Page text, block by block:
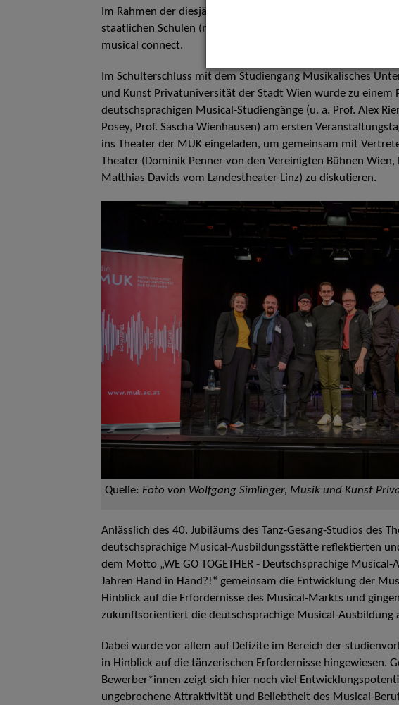
Im Rahmen der diesjährigen Musical-
staatlichen Schulen (map) am 24. Januar in Wien gab es
musical connect.
Im Schulterschluss mit dem Studiengang Musikalisches
und Kunst Privatuniversität der Stadt Wien wurde zu einem
deutschsprachigen Musical-Studiengänge (u. a. Prof. Alex
Posey, Prof. Sascha Wienhausen) am ersten
ins Theater der MUK eingeladen, um gemeinsam mit
Theater (Dominik Penner von den Vereinigten Bühnen
Matthias Davids vom Landestheater Linz) zu diskutieren.
Quelle: Foto von Wolfgang Simlinger, Musik und Kunst
Anlässlich des 40. Jubiläums des Tanz-Gesang-Studios des
deutschsprachige Musical-Ausbildungsstätte reflektierten
dem Motto „WE GO TOGETHER - Deutschsprachige
Jahren Hand in Hand?!“ gemeinsam die Entwicklung der
Hinblick auf die Erfordernisse des Musical-Markts und
zukunftsorientiert die deutschsprachige Musical-Ausbildung
Dabei wurde vor allem auf Defizite im Bereich der
in Hinblick auf die tänzerischen Erfordernisse hingewiesen.
Bewerber*innen zeigt sich hier noch viel
ungebrochene Attraktivität und Beliebtheit des Musical-